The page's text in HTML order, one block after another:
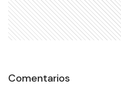
Comentarios